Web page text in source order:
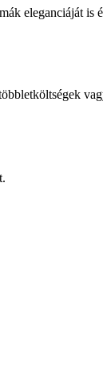
eleganciáját is